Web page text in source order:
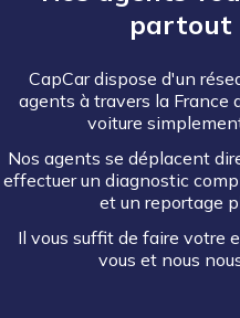
partout
CapCar dispose d'un
agents à travers la France
voiture
Nos agents se déplacent
effectuer un diagnostic
et un reportage
Il vous suffit de faire votre
vous et nous